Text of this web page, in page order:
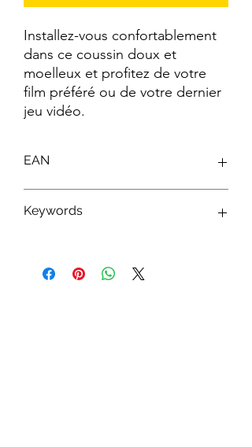
Installez-vous confortablement
dans ce coussin doux et
moelleux et profitez de votre
film préféré ou de votre dernier
jeu vidéo.
EAN
Keywords
Art ; Pop Culture ; Geek Culture ; Gamer
; Merchandising ; Fandom ; Figurines ;